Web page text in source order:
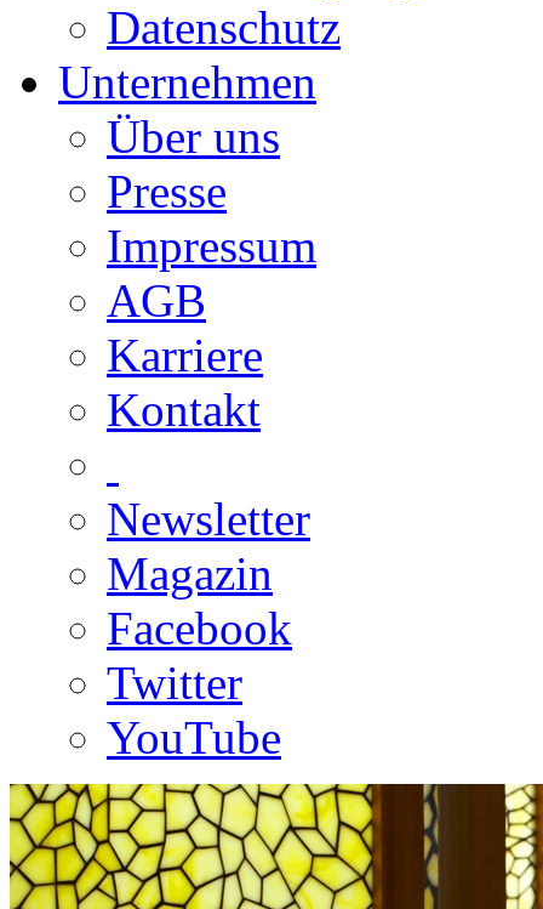
Datenschutz
Unternehmen
Über uns
Presse
Impressum
AGB
Karriere
Kontakt
Newsletter
Magazin
Facebook
Twitter
YouTube